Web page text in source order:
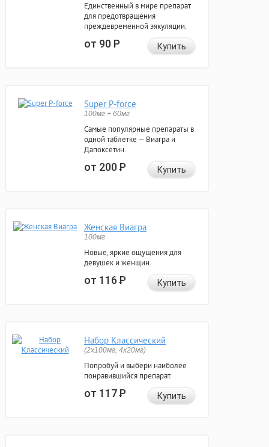
Единственный в мире препарат
для предотвращения
преждевременной эякуляции.
от 90Р Купить
Super P-force
100мг + 60мг
Самые популярные препараты в
одной таблетке — Виагра и
Дапоксетин.
от 200Р Купить
Женская Виагра
100мг
Новые, яркие ощущения для
девушек и женщин.
от 116Р Купить
Набор Классический
(2x100мг, 4x20мг)
Попробуй и выбери наиболее
понравившийся препарат.
от 117Р Купить